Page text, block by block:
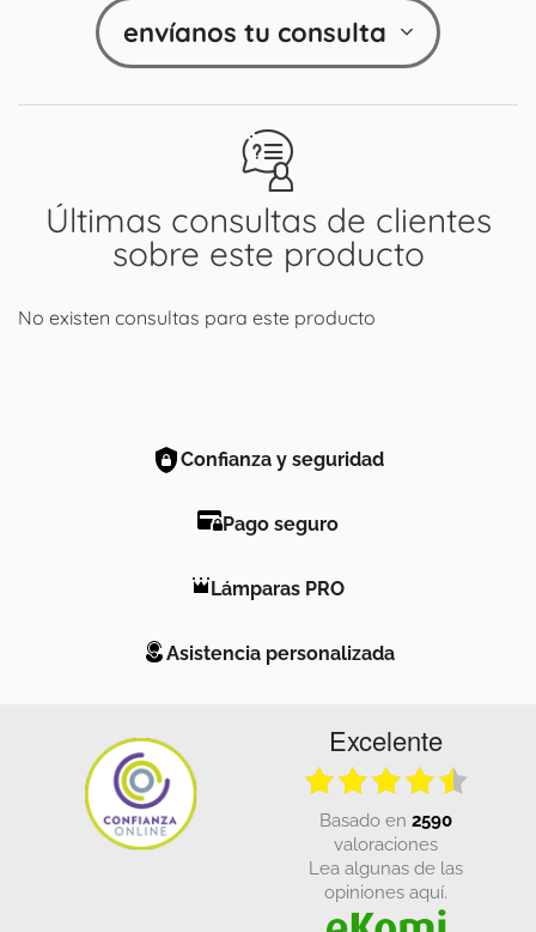
Últimas consultas de clientes
sobre este producto
No existen consultas para este producto
envíanos tu consulta
Confianza y seguridad
Pago seguro
Lámparas PRO
Asistencia personalizada
Excelente
basado en 2590
valoraciones
Lea algunas de las
opiniones aquí.